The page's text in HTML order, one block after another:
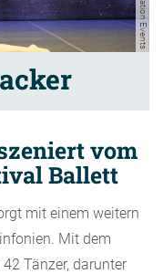
Ovation Events
vom
Ballett
mit einem weitern
Mit dem
42 Tänzer, darunter